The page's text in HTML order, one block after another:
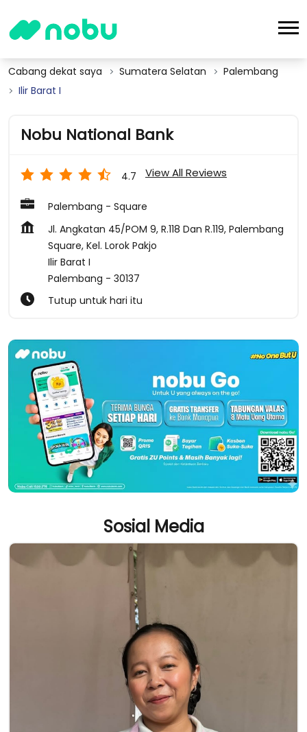
Cabang dekat saya Sumatera Selatan
Palembang
Ilir Barat I
Nobu National Bank
4.7 View All Reviews
Palembang - Square
Jl. Angkatan 45/POM 9, R.118 Dan R.119, Palembang
Square, Kel. Lorok Pakjo
Ilir Barat I
Palembang - 30137
Tutup untuk hari itu
Sosial Media